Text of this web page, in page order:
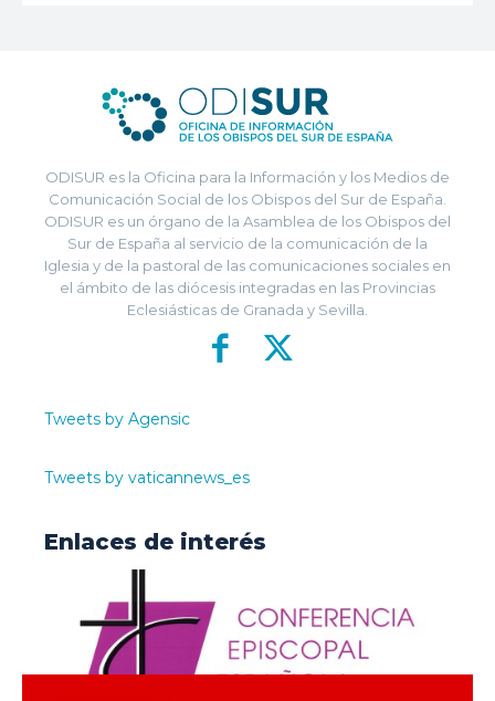
ODISUR es la Oficina para la Información y los Medios de
Comunicación Social de los Obispos del Sur de España.
ODISUR es un órgano de la Asamblea de los Obispos del
Sur de España al servicio de la comunicación de la
Iglesia y de la pastoral de las comunicaciones sociales en
el ámbito de las diócesis integradas en las Provincias
Eclesiásticas de Granada y Sevilla.
Tweets by Agensic
Tweets by vaticannews_es
Enlaces de interés